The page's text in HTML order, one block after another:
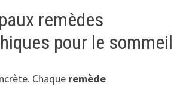
remèdes
pour le sommeil
Chaque remède